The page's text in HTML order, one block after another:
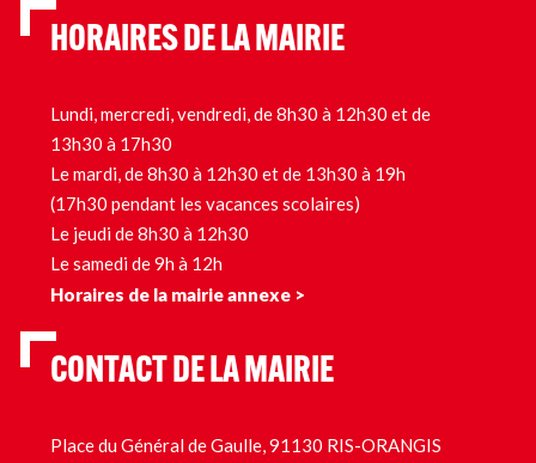
HORAIRES DE LA MAIRIE
Lundi, mercredi, vendredi, de 8h30 à 12h30 et de
13h30 à 17h30
Le mardi, de 8h30 à 12h30 et de 13h30 à 19h
(17h30 pendant les vacances scolaires)
Le jeudi de 8h30 à 12h30
Le samedi de 9h à 12h
Horaires de la mairie annexe >
CONTACT DE LA MAIRIE
Place du Général de Gaulle, 91130 RIS-ORANGIS